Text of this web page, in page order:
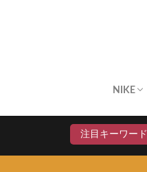
NIKE
注目キーワード